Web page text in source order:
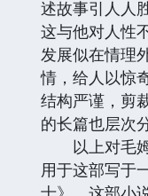
述故事引人人
这与他对人性
发展似在情理
情，给人以惊
结构严谨，剪
的长篇也层次
以上对毛姆
用于这部写于